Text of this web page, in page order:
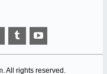
. All rights reserved.